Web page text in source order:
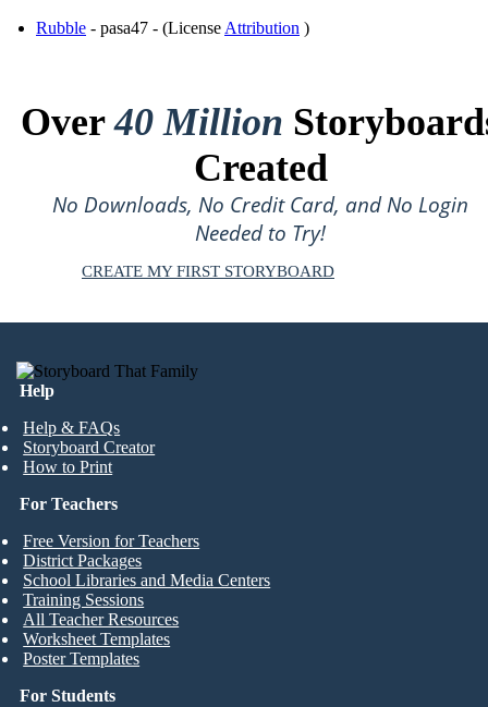
Rubble - pasa47 - (License Attribution )
Over40 Million
Created
No Downloads, No Credit Card, and No Login
Needed to Try!
CREATE MY FIRST STORYBOARD
Help
Help & FAQs
Storyboard Creator
How to Print
For Students
For Teachers
Free Version for Teachers
District Packages
School Libraries and Media Centers
Training Sessions
All Teacher Resources
Worksheet Templates
Poster Templates